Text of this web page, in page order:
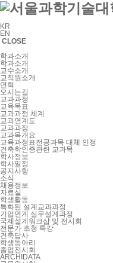
KR
EN
CLOSE
학과소개
학과소개
교수소개
교직원소개
연혁
오시는길
교과과정
교육목표
교과과정 체계
교과연계도
교과과정
교과목개요
교육과정표전공과목 대체 인정
건축학인증관련 교과목
학사정보
학사일정
공지사항
소식
채용정보
자료실
학생활동
특화된 설계교과과정
기업연계 실무설계과정
국제설계워크샵 및 전시회
전문가 초청 특강
건축답사
학생동아리
졸업전시회
ARCHIDATA